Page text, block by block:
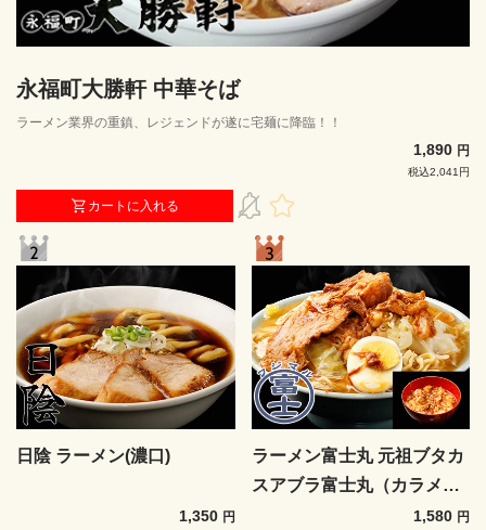
永福町大勝軒 中華そば
ラーメン業界の重鎮、レジェンドが遂に宅麺に降臨！！
1,890 円
税込2,041円
カートに入れる
日陰 ラーメン(濃口)
1,350 円
ラーメン富士丸 元祖ブタカ
スアブラ富士丸（カラメ付
1,580 円